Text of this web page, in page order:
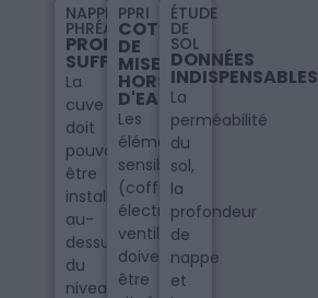
NAPPE
PHRÉATIQUE
PROFONDEUR
SUFFISANTE
La
cuve
doit
pouvoir
être
installée
au-
dessus
du
niveau
PPRI
COTE
DE
MISE
HORS
D'EAU
Les
éléments
sensibles
(coffret
électrique,
ventilations)
doivent
être
ÉTUDE
DE
SOL
DONNÉES
INDISPENSABLES
La
perméabilité
du
sol,
la
profondeur
de
nappe
et